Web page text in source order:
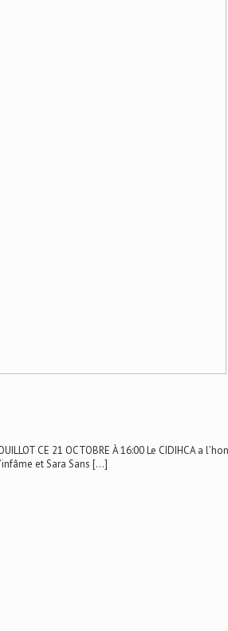
CE 21 OCTOBRE À 16:00 Le CIDIHCA
et Sara Sans […]